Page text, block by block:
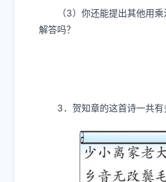
（3）你还能提出其他用
解答吗？
3．贺知章的这首诗一共有